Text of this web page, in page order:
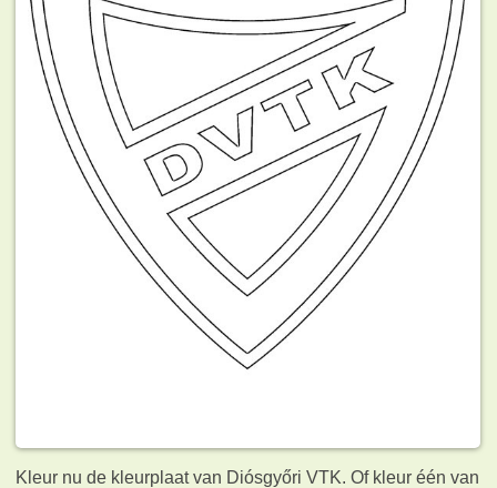
Kleur nu de kleurplaat van Diósgyőri VTK. Of kleur één van